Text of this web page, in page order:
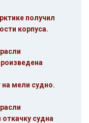
получил
корпуса.
мели судно.
судна